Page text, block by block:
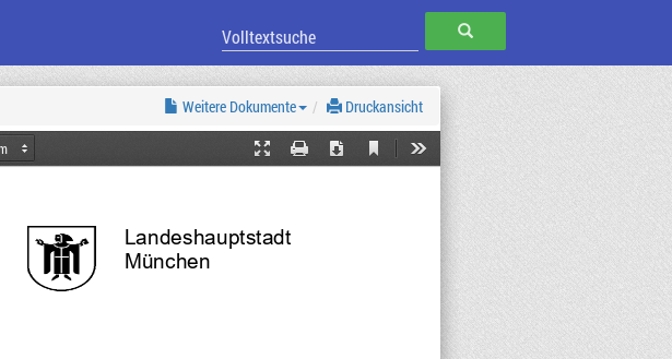
SUCHEN
Druckansicht
Weitere Dokumente
Presentation
Print Download
Current
Tools
Landeshauptstadt
München